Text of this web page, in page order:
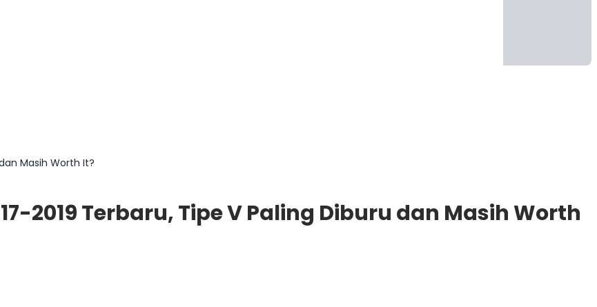
Masih Worth It?
2019 Terbaru, Tipe V Paling Diburu dan Masih Worth